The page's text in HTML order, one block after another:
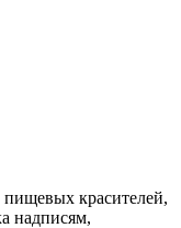
красителей,
надписям,